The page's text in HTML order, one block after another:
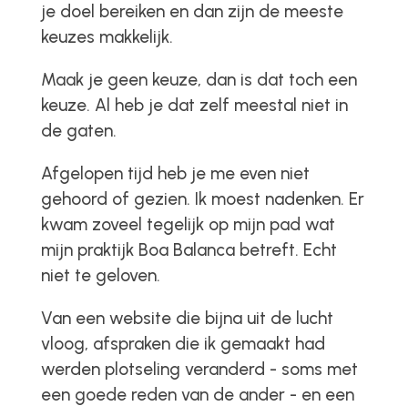
je doel bereiken en dan zijn de meeste
keuzes makkelijk.
Maak je geen keuze, dan is dat toch een
keuze. Al heb je dat zelf meestal niet in
de gaten.
Afgelopen tijd heb je me even niet
gehoord of gezien. Ik moest nadenken. Er
kwam zoveel tegelijk op mijn pad wat
mijn praktijk Boa Balanca betreft. Echt
niet te geloven.
Van een website die bijna uit de lucht
vloog, afspraken die ik gemaakt had
werden plotseling veranderd - soms met
een goede reden van de ander - en een